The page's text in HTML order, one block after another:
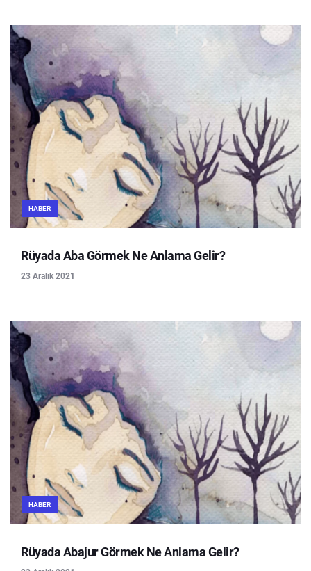
HABER
Rüyada Aba Görmek Ne Anlama Gelir?
23 Aralık 2021
HABER
Rüyada Abajur Görmek Ne Anlama Gelir?